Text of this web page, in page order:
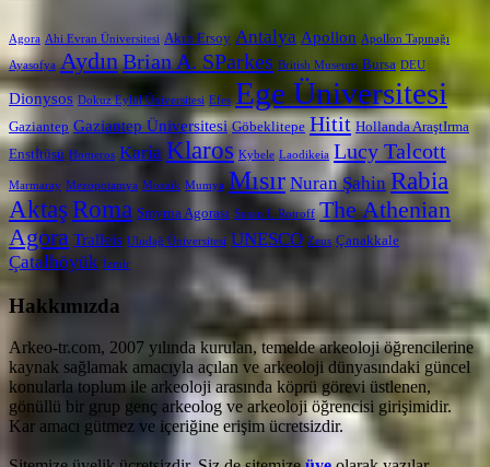
Agora Ahi Evran Üniversitesi Akın Ersoy Antalya Apollon Apollon Tapınağı
Ayasofya AydınBrian A. SParkes British Museum Bursa DEU
Dionysos Dokuz Eylül Üniversitesi Efes Ege Üniversitesi
Gaziantep Gaziantep Üniversitesi Göbeklitepe Hitit Hollanda AraştIrma
Enstİtüsü Homeros Karia Klaros Kybele Laodikeia Lucy Talcott
Marmaray Mezopotamya Mozaik Mumya Mısır Nuran Şahin Rabia
Aktaş Roma Smyrna Agorası Susan I. Rotroff The Athenian
Agora Tralleis Uludağ Üniversitesi UNESCO Zeus Çanakkale
Çatalhöyük İzmir
Hakkımızda
Arkeo-tr.com, 2007 yılında kurulan, temelde arkeoloji öğrencilerine
kaynak sağlamak amacıyla açılan ve arkeoloji dünyasındaki güncel
konularla toplum ile arkeoloji arasında köprü görevi üstlenen,
gönüllü bir grup genç arkeolog ve arkeoloji öğrencisi girişimidir.
Kar amacı gütmez ve içeriğine erişim ücretsizdir.